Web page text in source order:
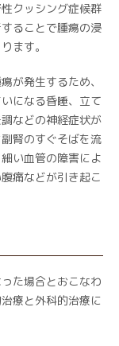
クッシング症候群
ることで腫瘍の浸
ます。
が発生するため、
になる昏睡、立て
などの神経症状が
腎のすぐそばを流
い血管の障害によ
痛などが引き起こ
た場合とおこなわ
療と外科的治療に